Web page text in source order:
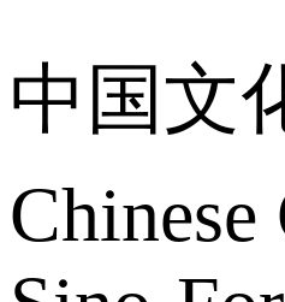
中国文